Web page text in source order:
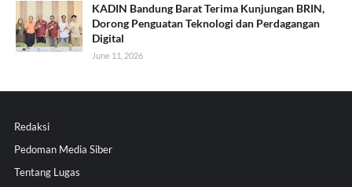
KADIN Bandung Barat Terima Kunjungan BRIN,
Dorong Penguatan Teknologi dan Perdagangan
Digital
June 11, 2026
Redaksi
Pedoman Media Siber
Tentang Lugas